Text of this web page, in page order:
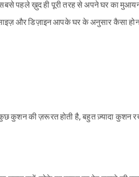
सबसे पहले ख़ुद ही पूरी तरह से अपने घर का
और डिज़ाइन आपके घर के अनुसार कैसा
कुशन की ज़रूरत होती है, बहुत ज़्यादा कुशन